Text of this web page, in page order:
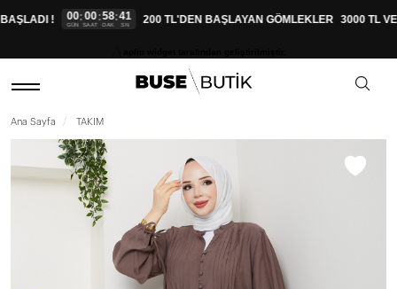
! 00
GÜN
:00
SAAT
:58
DAK
:41
SN 200 TL'DEN BAŞLAYAN GÖMLEKLER 3000 TL VE
Ana Sayfa TAKIM